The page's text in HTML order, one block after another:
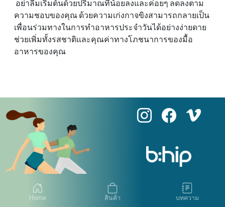
อย่าลืมเริ่มต้นด้วยปริมาณที่น้อยลงและค่อยๆ ลดลงตาม
ความชอบของคุณ ด้วยความเก่งกาจขิงสามารถกลายเป็น
เพื่อนร่วมทางในการทําอาหารประจําวันได้อย่างง่ายดาย
ช่วยเพิ่มทั้งรสชาติและคุณค่าทางโภชนาการของมื้อ
อาหารของคุณ
Home สินค้า บทความ